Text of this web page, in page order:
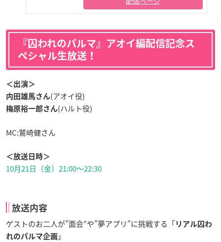
『囚われのパルマ』アオイ編配信記念ス
ペシャル生放送！
＜出演＞
内田雄馬さん(アオイ役)
梅原裕一郎さん(ハルト役)
MC:鷲崎健さん
＜放送日時＞
10月21日（金）21:00〜22:30
放送内容
ゲストのお二人が”面会”や”夢アプリ”に挑戦する「 リアル囚わ
れのパルマ企画 」